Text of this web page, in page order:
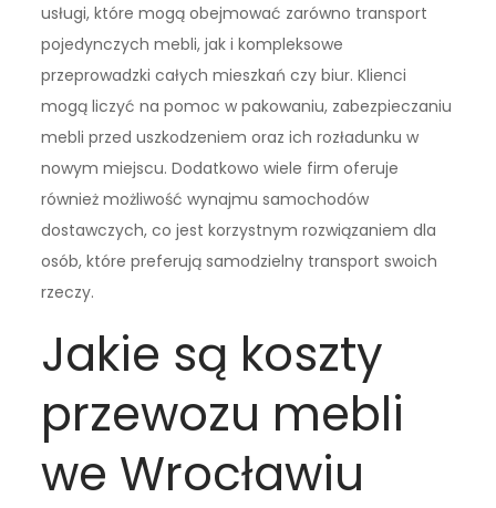
usługi, które mogą obejmować zarówno transport
pojedynczych mebli, jak i kompleksowe
przeprowadzki całych mieszkań czy biur. Klienci
mogą liczyć na pomoc w pakowaniu, zabezpieczaniu
mebli przed uszkodzeniem oraz ich rozładunku w
nowym miejscu. Dodatkowo wiele firm oferuje
również możliwość wynajmu samochodów
dostawczych, co jest korzystnym rozwiązaniem dla
osób, które preferują samodzielny transport swoich
rzeczy.
Jakie są koszty
przewozu mebli
we Wrocławiu